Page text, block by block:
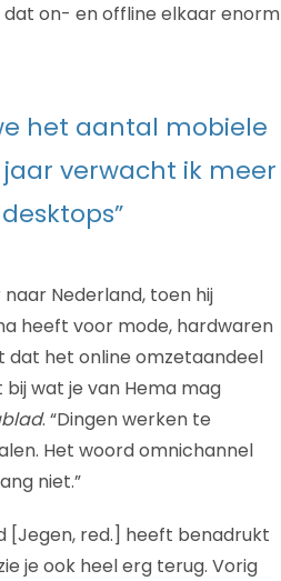
dat on- en offline elkaar enorm
het aantal mobiele
verwacht ik meer
Nederland, toen hij
heeft voor mode, hardwaren
dat het online omzetaandeel
bij wat je van Hema mag
. “Dingen werken te
Het woord omnichannel
niet.”
[Jegen, red.] heeft benadrukt
je ook heel erg terug. Vorig